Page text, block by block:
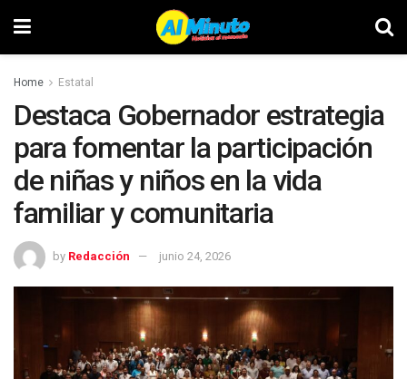
Home Estatal
Destaca Gobernador estrategia
para fomentar la participación
de niñas y niños en la vida
familiar y comunitaria
by Redacción junio 24, 2026